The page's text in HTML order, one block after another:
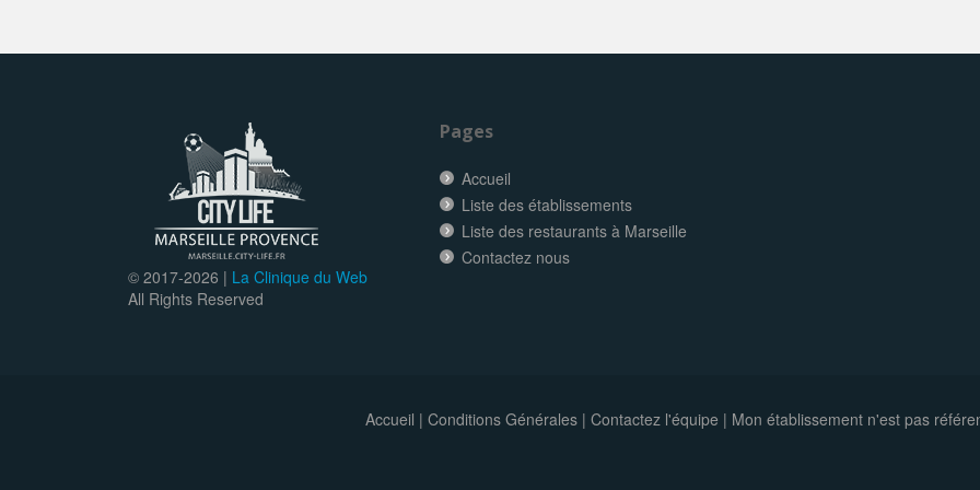
© 2017-2026 | La Clinique du Web
All Rights Reserved
Pages
Accueil
Liste des établissements
Liste des restaurants à Marseille
Contactez nous
Accueil | Conditions Générales| Contactez l'équipe | Mon établissement n'est pas